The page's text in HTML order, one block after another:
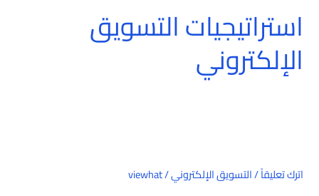
استراتيجيات التسويق
الإلكتروني
اترك تعليقاً/التسويق الإلكتروني/
viewhat